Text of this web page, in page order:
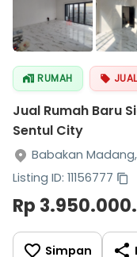
RUMAH JUAL
Jual Rumah Baru
Sentul City
Babakan
Listing ID: 11156777
Rp
Simpan